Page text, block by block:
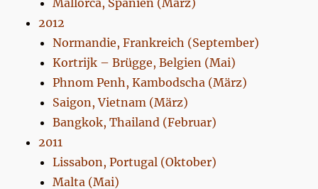
Mallorca, Spanien (März)
2012
Normandie, Frankreich (September)
Kortrijk – Brügge, Belgien (Mai)
Phnom Penh, Kambodscha (März)
Saigon, Vietnam (März)
Bangkok, Thailand (Februar)
2011
Lissabon, Portugal (Oktober)
Malta (Mai)